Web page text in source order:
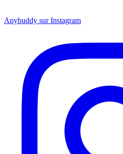
Anybuddy sur Instagram